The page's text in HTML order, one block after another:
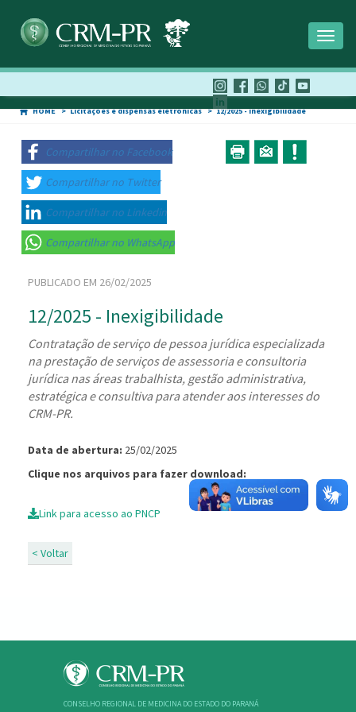
HOME Licitações e dispensas eletrônicas 12/2025 - Inexigibilidade
Compartilhar no Facebook
Compartilhar no Twitter
Compartilhar no Linkedin
Compartilhar no WhatsApp
PUBLICADO EM 26/02/2025
12/2025 - Inexigibilidade
Contratação de serviço de pessoa jurídica especializada
na prestação de serviços de assessoria e consultoria
jurídica nas áreas trabalhista, gestão administrativa,
estratégica e consultiva para atender aos interesses do
CRM-PR.
Data de abertura: 25/02/2025
Clique nos arquivos para fazer download:
Link para acesso ao PNCP
< Voltar
CONSELHO REGIONAL DE MEDICINA DO ESTADO DO PARANÁ